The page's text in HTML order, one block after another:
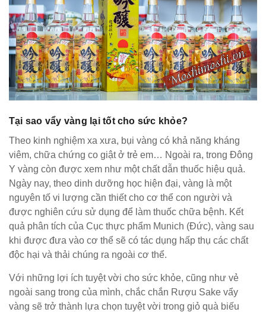
Tại sao vẩy vàng lại tốt cho sức khỏe?
Theo kinh nghiệm xa xưa, bụi vàng có khả năng kháng
viêm, chữa chứng co giật ở trẻ em… Ngoài ra, trong Đông
Y vàng còn được xem như một chất dẫn thuốc hiệu quả.
Ngày nay, theo dinh dưỡng học hiện đại, vàng là một
nguyên tố vi lượng cần thiết cho cơ thể con người và
được nghiên cứu sử dụng để làm thuốc chữa bệnh. Kết
quả phân tích của Cục thực phẩm Munich (Đức), vàng sau
khi được đưa vào cơ thể sẽ có tác dụng hấp thụ các chất
độc hại và thải chúng ra ngoài cơ thể.
Với những lợi ích tuyệt vời cho sức khỏe, cũng như vẻ
ngoài sang trong của mình, chắc chắn Rượu Sake vẩy
vàng sẽ trở thành lựa chọn tuyệt vời trong giỏ quà biếu